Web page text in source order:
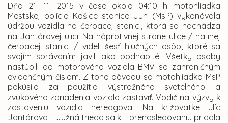
Dňa 21. 11. 2015 v čase okolo 04:10 h motohliadka
Mestskej polície Košice stanice Juh (MsP) vykonávala
údržbu vozidla na čerpacej stanici, ktorá sa nachádza
na Jantárovej ulici. Na náprotivnej strane ulice / na inej
čerpacej stanici / videli šesť hlučných osôb, ktoré sa
svojím správaním javili ako podnapité. Všetky osoby
nastúpili do motorového vozidla BMV so zahraničným
evidenčným číslom. Z toho dôvodu sa motohliadka MsP
pokúsila za použitia výstražného svetelného a
zvukového zariadenia vozidlo zastaviť. Vodič na výzvy k
zastaveniu vozidla nereagoval Na križovatke ulíc
Jantárova – Južná trieda sa k prenasledovaniu pridala